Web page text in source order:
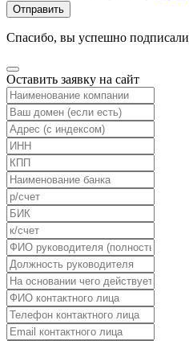
Отправить
Спасибо, вы успешно
Оставить заявку на сайт